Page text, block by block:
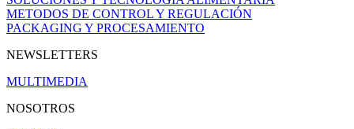
METODOS DE CONTROL Y REGULACIÓN
PACKAGING Y PROCESAMIENTO
NEWSLETTERS
MULTIMEDIA
NOSOTROS